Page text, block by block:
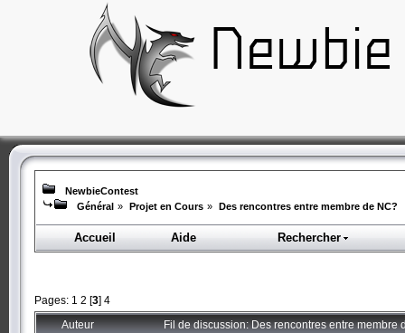
NewbieContest
Général » Projet en Cours » Des rencontres entre membre de NC?
Accueil Aide Rechercher
Pages: 1 2 [3] 4
Auteur Fil de discussion: Des rencontres entre membre